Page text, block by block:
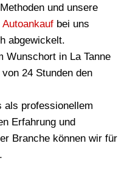
und unsere
Autoankauf bei uns
abgewickelt.
Wunschort in La Tanne
24 Stunden den
als professionellem
Erfahrung und
Branche können wir für